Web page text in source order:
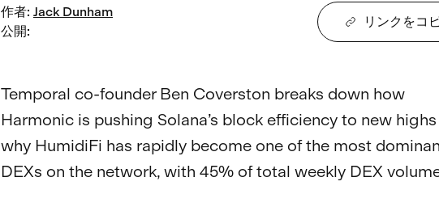
作者: Jack Dunham
公開:
リンクをコ
Temporal co-founder Ben Coverston breaks down how
Harmonic is pushing Solana’s block efficiency to new
why HumidiFi has rapidly become one of the most
DEXs on the network, with 45% of total weekly DEX